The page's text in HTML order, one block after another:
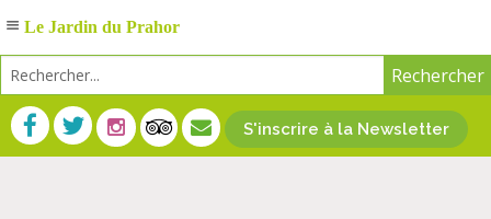
S'inscrire à la Newsletter
Le Jardin du Prahor